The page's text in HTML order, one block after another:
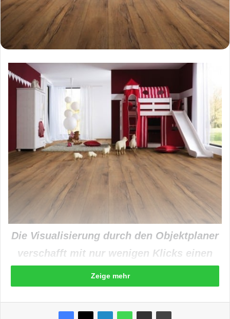
Die Visualisierung durch den Objektplaner
verschafft mit nur wenigen Klicks einen
realitätsnahen Eindruck davon, welches
Laminat in welcher Farbwelt und in
welchem Raumkonzept am passendsten
Zeige mehr